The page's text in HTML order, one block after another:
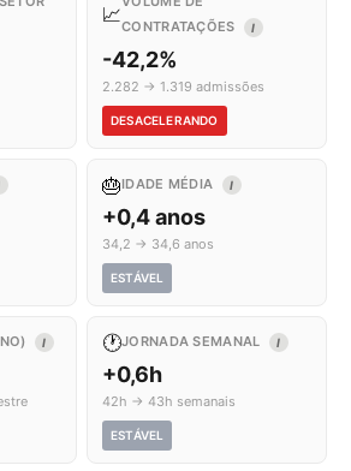
📈CONTRATAÇÕES
I
-42,2%
2.282 → 1.319 admissões
DESACELERANDO
🎂IDADE MÉDIA I
+0,4 anos
34,2 → 34,6 anos
ESTÁVEL
I 🕐JORNADA SEMANAL I
+0,6h
42h → 43h semanais
ESTÁVEL